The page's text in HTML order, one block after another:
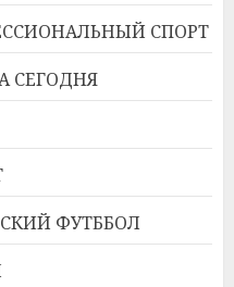
СПОРТ
СЕГОДНЯ
ФУТББОЛ